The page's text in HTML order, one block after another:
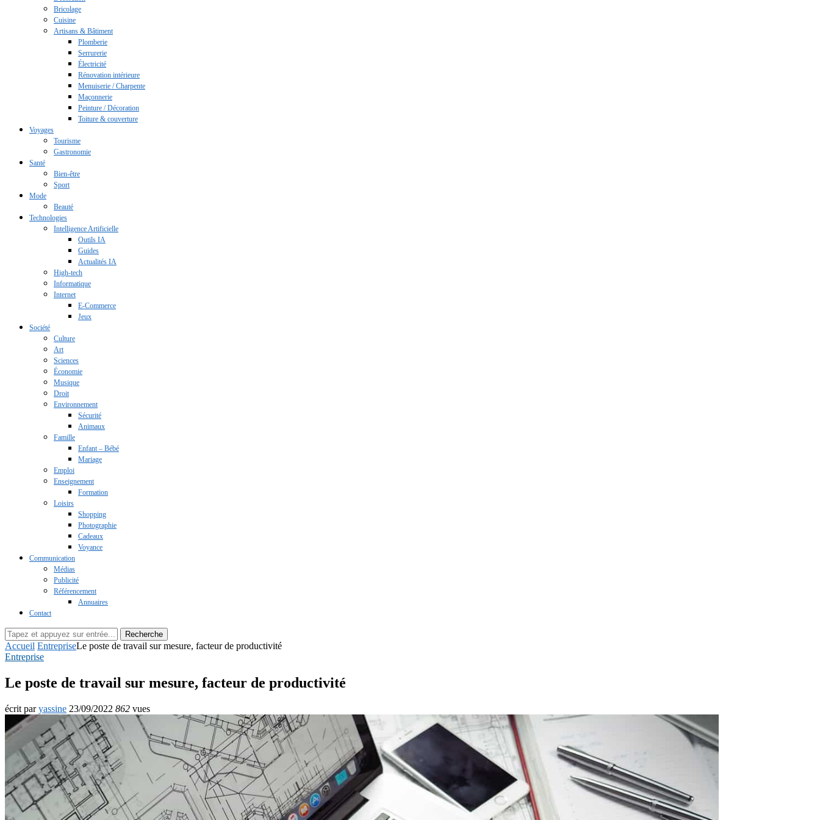
Bricolage
Cuisine
Artisans & Bâtiment
Plomberie
Serrurerie
Électricité
Rénovation intérieure
Menuiserie / Charpente
Maçonnerie
Peinture / Décoration
Toiture & couverture
Voyages
Tourisme
Gastronomie
Santé
Bien-être
Sport
Mode
Beauté
Technologies
Intelligence Artificielle
Outils IA
Guides
Actualités IA
High-tech
Informatique
Internet
E-Commerce
Jeux
Société
Culture
Art
Sciences
Économie
Musique
Droit
Environnement
Sécurité
Animaux
Famille
Enfant – Bébé
Mariage
Emploi
Enseignement
Formation
Loisirs
Shopping
Photographie
Cadeaux
Voyance
Communication
Médias
Publicité
Référencement
Annuaires
Contact
Recherche
Accueil EntrepriseLe poste de travail sur mesure, facteur de productivité
Entreprise
Le poste de travail sur mesure, facteur de productivité
écrit paryassine 23/09/2022 862 vues